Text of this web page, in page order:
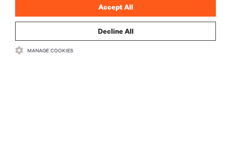
CONECTE-SE CONOSCO
Decline All
Accept All
MANAGE COOKIES